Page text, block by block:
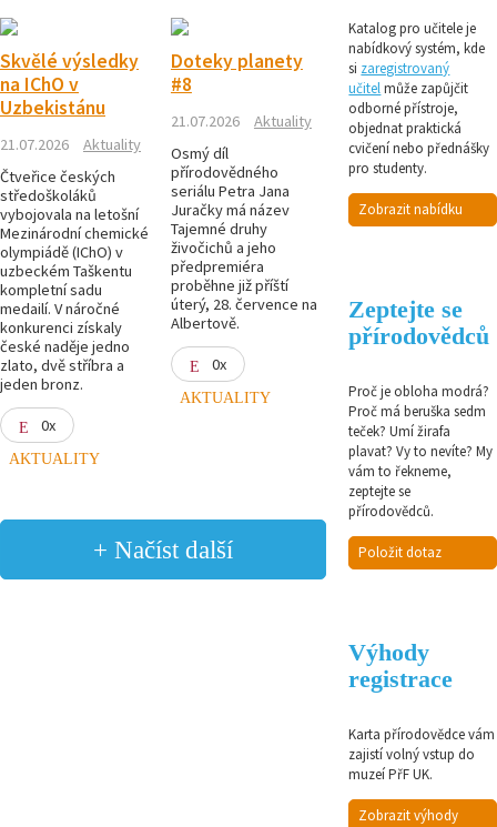
Skvělé výsledky
na IChO v
Uzbekistánu
21.07.2026
Aktuality
Čtveřice českých
středoškoláků
vybojovala na letošní
Mezinárodní chemické
olympiádě (IChO) v
uzbeckém Taškentu
kompletní sadu
medailí. V náročné
konkurenci získaly
české naděje jedno
zlato, dvě stříbra a
jeden bronz.
0x
AKTUALITY
Doteky planety
#8
21.07.2026
Aktuality
Osmý díl
přírodovědného
seriálu Petra Jana
Juračky má název
Tajemné druhy
živočichů a jeho
předpremiéra
proběhne již příští
úterý, 28. července na
Albertově.
0x
AKTUALITY
+ Načíst další
Katalog pro učitele je
nabídkový systém, kde
si zaregistrovaný
učitelmůže zapůjčit
odborné přístroje,
objednat praktická
cvičení nebo přednášky
pro studenty.
Zobrazit nabídku
Zeptejte se
přírodovědců
Proč je obloha modrá?
Proč má beruška sedm
teček? Umí žirafa
plavat? Vy to nevíte? My
vám to řekneme,
zeptejte se
přírodovědců.
Položit dotaz
Výhody
registrace
Karta přírodovědce vám
zajistí volný vstup do
muzeí PřF UK.
Zobrazit výhody